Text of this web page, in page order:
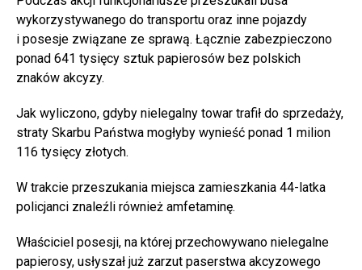
wykorzystywanego do transportu oraz inne pojazdy
i posesje związane ze sprawą. Łącznie zabezpieczono
ponad 641 tysięcy sztuk papierosów bez polskich
znaków akcyzy.
Jak wyliczono, gdyby nielegalny towar trafił do sprzedaży,
straty Skarbu Państwa mogłyby wynieść ponad 1 milion
116 tysięcy złotych.
W trakcie przeszukania miejsca zamieszkania 44-latka
policjanci znaleźli również amfetaminę.
Właściciel posesji, na której przechowywano nielegalne
papierosy, usłyszał już zarzut paserstwa akcyzowego